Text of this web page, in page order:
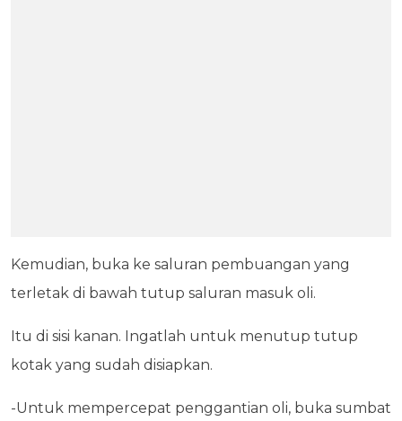
Kemudian, buka ke saluran pembuangan yang
terletak di bawah tutup saluran masuk oli.
Itu di sisi kanan. Ingatlah untuk menutup tutup
kotak yang sudah disiapkan.
-Untuk mempercepat penggantian oli, buka sumbat